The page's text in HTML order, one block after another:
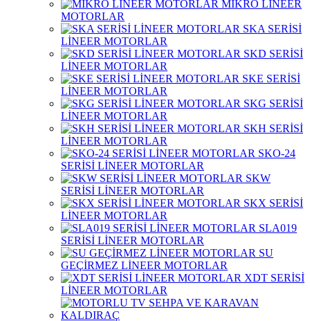
MİKRO LİNEER
MOTORLAR
SKA SERİSİ
LİNEER MOTORLAR
SKD SERİSİ
LİNEER MOTORLAR
SKE SERİSİ
LİNEER MOTORLAR
SKG SERİSİ
LİNEER MOTORLAR
SKH SERİSİ
LİNEER MOTORLAR
SKO-24
SERİSİ LİNEER MOTORLAR
SKW
SERİSİ LİNEER MOTORLAR
SKX SERİSİ
LİNEER MOTORLAR
SLA019
SERİSİ LİNEER MOTORLAR
SU
GEÇİRMEZ LİNEER MOTORLAR
XDT SERİSİ
LİNEER MOTORLAR